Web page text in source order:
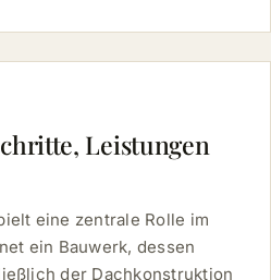
Leistungen
eine zentrale Rolle im
ein Bauwerk, dessen
der Dachkonstruktion